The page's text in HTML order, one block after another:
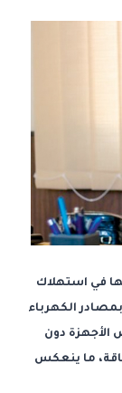
في استهلاك
الكهرباء
دون
ما ينعكس